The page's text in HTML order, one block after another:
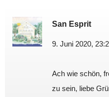
San Esprit
9. Juni 2020,
Ach wie schön,
zu sein, liebe